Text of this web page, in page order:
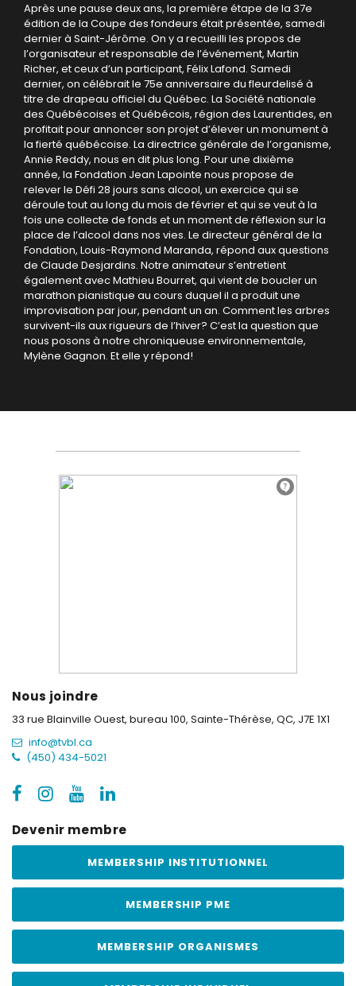
Après une pause deux ans, la première étape de la 37e
édition de la Coupe des fondeurs était présentée, samedi
dernier à Saint-Jérôme. On y a recueilli les propos de
l’organisateur et responsable de l’événement, Martin
Richer, et ceux d’un participant, Félix Lafond. Samedi
dernier, on célébrait le 75e anniversaire du fleurdelisé à
titre de drapeau officiel du Québec. La Société nationale
des Québécoises et Québécois, région des Laurentides, en
profitait pour annoncer son projet d’élever un monument à
la fierté québécoise. La directrice générale de l’organisme,
Annie Reddy, nous en dit plus long. Pour une dixième
année, la Fondation Jean Lapointe nous propose de
relever le Défi 28 jours sans alcool, un exercice qui se
déroule tout au long du mois de février et qui se veut à la
fois une collecte de fonds et un moment de réflexion sur la
place de l’alcool dans nos vies. Le directeur général de la
Fondation, Louis-Raymond Maranda, répond aux questions
de Claude Desjardins. Notre animateur s’entretient
également avec Mathieu Bourret, qui vient de boucler un
marathon pianistique au cours duquel il a produit une
improvisation par jour, pendant un an. Comment les arbres
survivent-ils aux rigueurs de l’hiver? C’est la question que
nous posons à notre chroniqueuse environnementale,
Mylène Gagnon. Et elle y répond!
Nous joindre
33 rue Blainville Ouest, bureau 100, Sainte-Thérèse, QC, J7E 1X1
info@tvbl.ca
(450) 434-5021
Devenir membre
MEMBERSHIP INSTITUTIONNEL
MEMBERSHIP PME
MEMBERSHIP ORGANISMES